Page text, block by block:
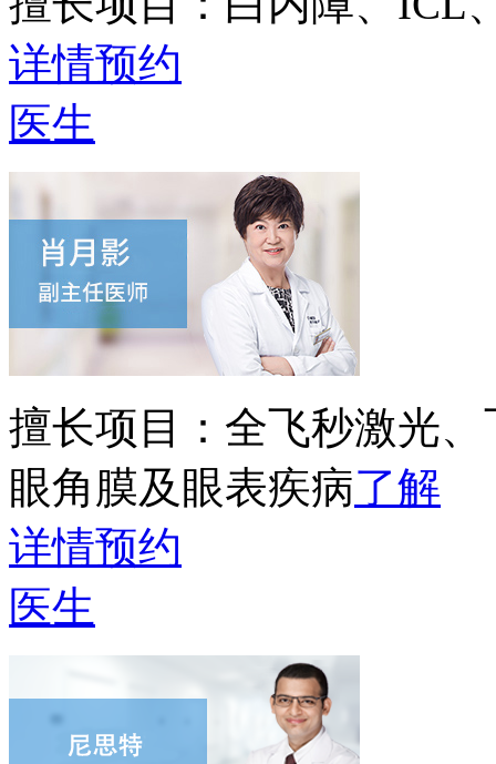
详情预约
医生
擅长项目： 全飞秒激光
眼角膜及眼表疾病了解
详情预约
医生